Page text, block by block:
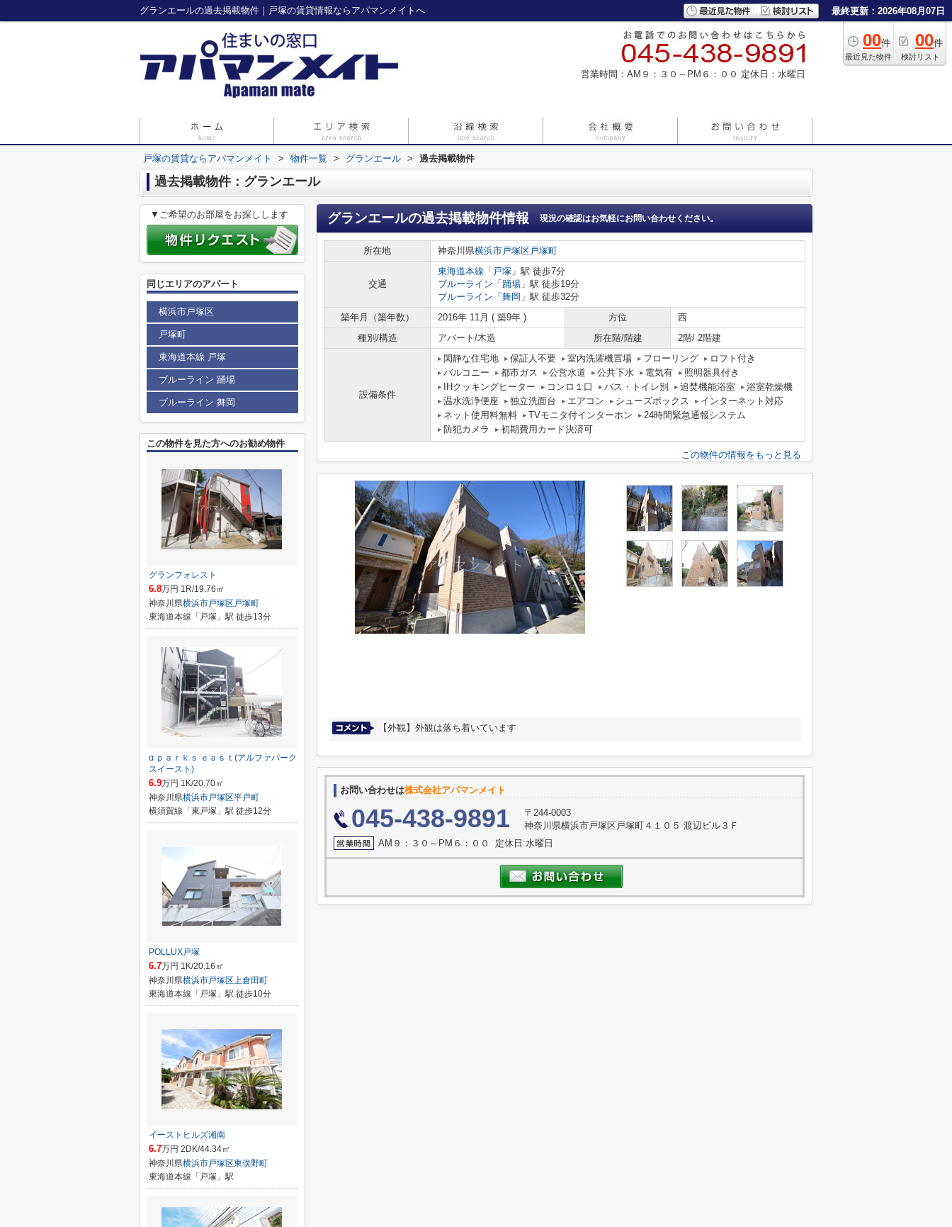
グランエールの過去掲載物件｜戸塚の賃貸情報ならアパマンメイトへ 最終更新：2026年08月07日
00件
最近見た物件
00件
検討リスト
営業時間：AM９：３０～PM６：００ 定休日：水曜日
戸塚の賃貸ならアパマンメイト > 物件一覧 > グランエール > 過去掲載物件
過去掲載物件：グランエール
グランエールの過去掲載物件情報 現況の確認はお気軽にお問い合わせください。
所在地 神奈川県横浜市戸塚区戸塚町
交通
東海道本線 「 戸塚 」駅 徒歩7分
ブルーライン 「 踊場 」駅 徒歩19分
ブルーライン 「 舞岡 」駅 徒歩32分
築年月（築年数）
2016年 11月 ( 築9年 ) 方位
西
種別/構造
アパート/木造 所在階/階建 2階/ 2階建
設備条件
閑静な住宅地 保証人不要 室内洗濯機置場 フローリング
ロフト付き
バルコニー
都市ガス 公営水道 公共下水 電気有
照明器具付き
IHクッキングヒーター
コンロ１口 バス・トイレ別 追焚機能浴室
浴室乾燥機
温水洗浄便座
独立洗面台 エアコン シューズボックス
インターネット対応
ネット使用料無料
TVモニタ付インターホン
24時間緊急通報システム
防犯カメラ
初期費用カード決済可
この物件の情報をもっと見る
【外観】外観は落ち着いています
お問い合わせは株式会社アパマンメイト
045-438-9891
〒244-0003
神奈川県横浜市戸塚区戸塚町４１０５ 渡辺ビル３Ｆ
AM９：３０～PM６：００ 定休日:水曜日
▼ご希望のお部屋をお探しします
同じエリアのアパート
横浜市戸塚区
戸塚町
東海道本線 戸塚
ブルーライン 踊場
ブルーライン 舞岡
この物件を見た方へのお勧め物件
グランフォレスト
6.8万円 1R/19.76㎡
神奈川県横浜市戸塚区 戸塚町
東海道本線「戸塚」駅 徒歩13分
α ｐａｒｋｓ ｅａｓｔ(アルファパーク
スイースト)
6.9万円 1K/20.70㎡
神奈川県横浜市戸塚区平戸町
横須賀線「東戸塚」駅 徒歩12分
POLLUX戸塚
6.7万円 1K/20.16㎡
神奈川県横浜市戸塚区上倉田町
東海道本線「戸塚」駅 徒歩10分
イーストヒルズ湘南
6.7万円 2DK/44.34㎡
神奈川県横浜市戸塚区東俣野町
東海道本線「戸塚」駅